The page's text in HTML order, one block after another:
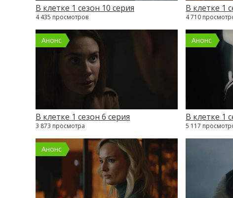
В клетке 1 сезон 10 серия
4 435 просмотров
В клетке 1
4 710
Анонс
В клетке 1 сезон 6 серия
3 873 просмотра
Анонс
В клетке 1
5 117
Анонс